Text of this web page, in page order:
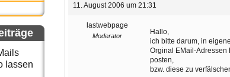
lassen
11. August 2006 um 21:31
lastwebpage
Moderator
Hallo,
ich bitte darum, in
Orginal EMail-Adressen
posten,
bzw. diese zu